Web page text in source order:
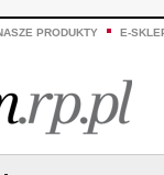
PRODUKTY E-